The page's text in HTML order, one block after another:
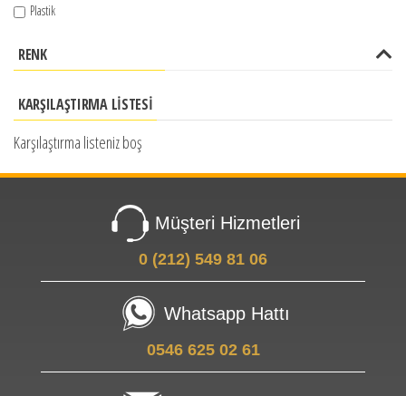
Plastik
RENK
KARŞILAŞTIRMA LISTESI
Karşılaştırma listeniz boş
Müşteri Hizmetleri
0 (212) 549 81 06
Whatsapp Hattı
0546 625 02 61